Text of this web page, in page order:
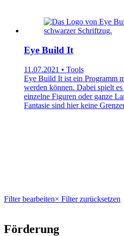
Eye Build It
11.07.2021 • Tools
Eye Build It ist ein Programm
werden können. Dabei spielt
einzelne Figuren oder ganze
Fantasie sind hier keine
Filter bearbeiten× Filter zurücksetzen
Förderung